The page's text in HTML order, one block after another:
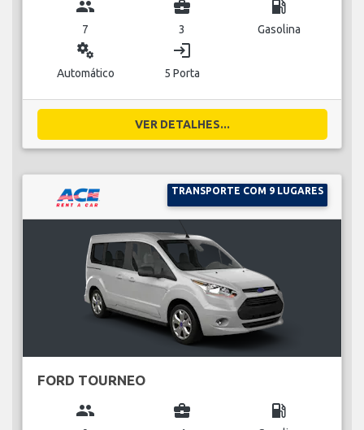
group
7
business_center
3
local_gas_station
Gasolina
miscellaneous_services
Automático
login
5 Porta
VER DETALHES...
TRANSPORTE COM 9 LUGARES
FORD TOURNEO
group business_center local_gas_station